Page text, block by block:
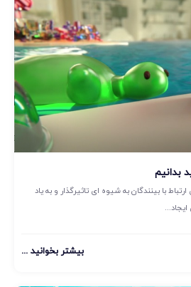
بدانیم
با بینندگان به شیوه ای تاثیرگذار و به یاد
بیشتر بخوانید ...